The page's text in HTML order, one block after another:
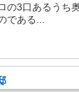
の3口あるうち
である...